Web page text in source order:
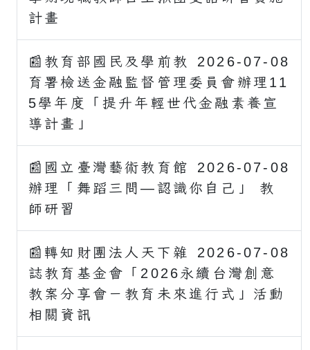
計畫
2026-07-08
📰教育部國民及學前教
育署檢送金融監督管理委員會辦理11
5學年度「提升年輕世代金融素養宣
導計畫」
2026-07-08
📰國立臺灣藝術教育館
辦理「舞蹈三問―認識你自己」 教
師研習
2026-07-08
📰轉知財團法人天下雜
誌教育基金會「2026永續台灣創意
教案分享會－教育未來進行式」活動
相關資訊